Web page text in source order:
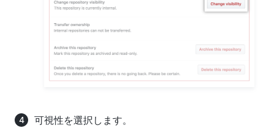
可視性を選択します。